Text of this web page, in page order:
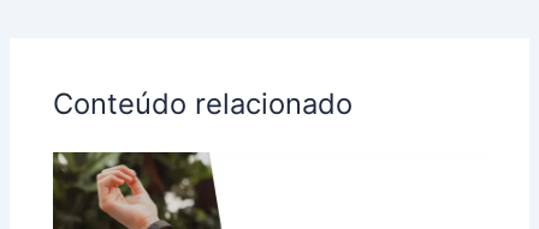
Conteúdo relacionado